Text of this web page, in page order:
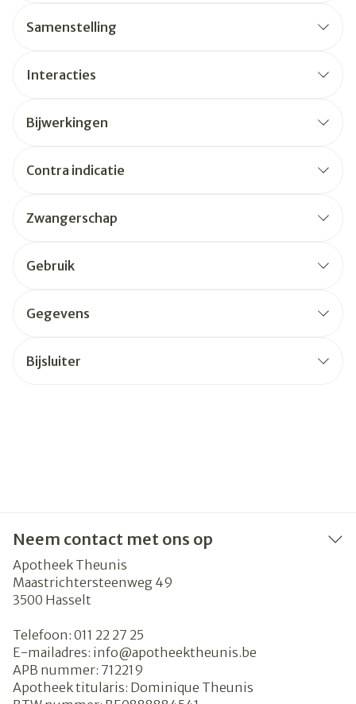
Samenstelling
Interacties
Bijwerkingen
Contra indicatie
Zwangerschap
Gebruik
Gegevens
Bijsluiter
Neem contact met ons op
Apotheek Theunis
Maastrichtersteenweg 49
3500 Hasselt
Telefoon: 011 22 27 25
E-mailadres: info@apotheektheunis.be
APB nummer: 712219
Apotheek titularis: Dominique Theunis